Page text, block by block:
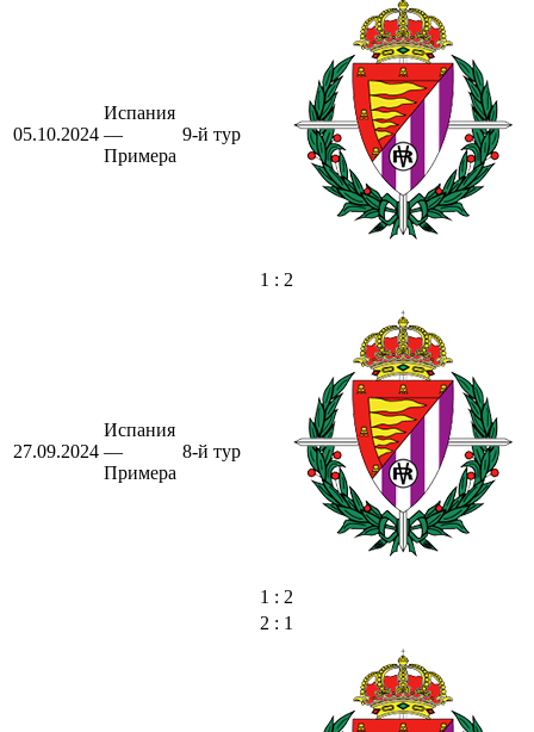
05.10.2024
Испания
—
Примера
9-й тур
1 : 2
27.09.2024
Испания
—
Примера
8-й тур
1 : 2
2 : 1